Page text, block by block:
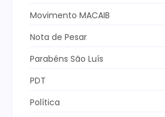
Movimento MACAIB
Nota de Pesar
Parabéns São Luís
PDT
Política